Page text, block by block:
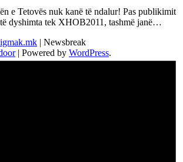
e Tetovës nuk kanë të ndalur! Pas publikimit
dyshimta tek XHOB2011, tashmë janë…
| Newsbreak
| Powered by WordPress.